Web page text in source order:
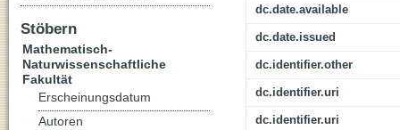
dc.date.available
dc.date.issued
dc.identifier.other
dc.identifier.uri
dc.identifier.uri
Stöbern
Mathematisch-
Naturwissenschaftliche
Fakultät
Erscheinungsdatum
Autoren